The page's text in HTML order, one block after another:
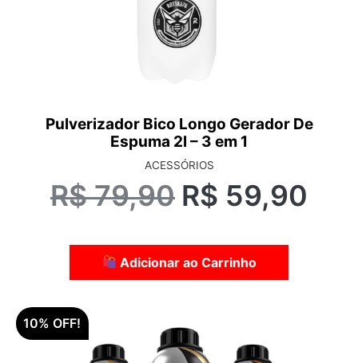
Pulverizador Bico Longo Gerador De
Espuma 2l – 3 em 1
ACESSÓRIOS
R$79,90 R$ 59,90
Adicionar ao Carrinho
10% OFF!